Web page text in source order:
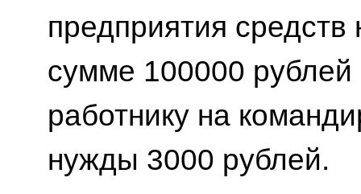
предприятия средств
сумме 100000 рублей
работнику на
нужды 3000 рублей.